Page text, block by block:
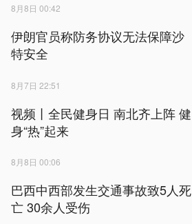
8月8日 00:42
伊朗官员称防务协议无法保障沙
特安全
8月7日 22:51
视频丨全民健身日 南北齐上阵 健
身“热”起来
8月8日 00:06
巴西中西部发生交通事故致5人死
亡 30余人受伤